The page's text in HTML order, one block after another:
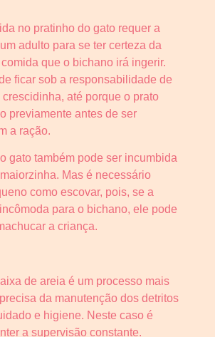
no pratinho do gato requer a
adulto para se ter certeza da
que o bichano irá ingerir.
ficar sob a responsabilidade de
até porque o prato
previamente antes de ser
a ração.
gato também pode ser incumbida
Mas é necessário
como escovar, pois, se a
para o bichano, ele pode
a criança.
de areia é um processo mais
da manutenção dos detritos
e higiene. Neste caso é
a supervisão constante.